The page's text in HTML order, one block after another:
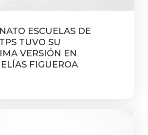
ESCUELAS DE
TUVO SU
VERSIÓN EN
FIGUEROA